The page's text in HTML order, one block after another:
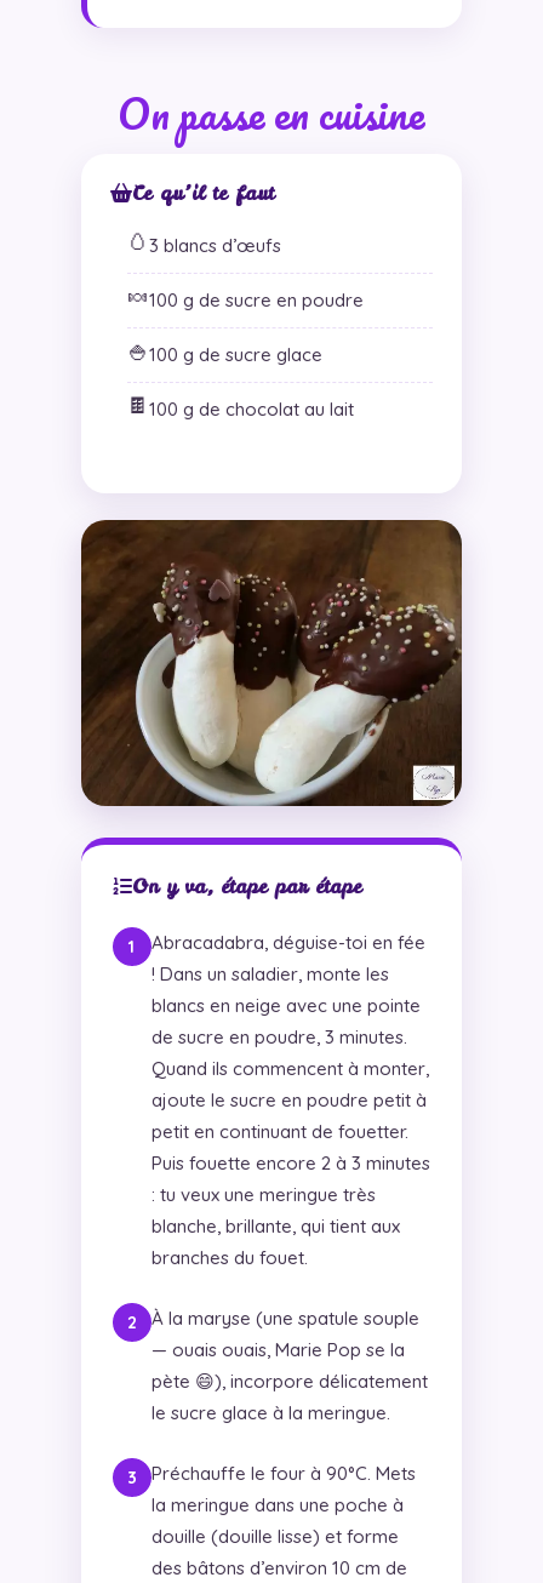
On passe en cuisine
Ce qu’il te faut
🥚 3 blancs d’œufs
🍬100 g de sucre en poudre
🍚100 g de sucre glace
🍫 100 g de chocolat au lait
On y va, étape par étape
Abracadabra, déguise-toi en fée
! Dans un saladier, monte les
blancs en neige avec une pointe
de sucre en poudre, 3 minutes.
Quand ils commencent à monter,
ajoute le sucre en poudre petit à
petit en continuant de fouetter.
Puis fouette encore 2 à 3 minutes
: tu veux une meringue très
blanche, brillante, qui tient aux
branches du fouet.
À la maryse (une spatule souple
— ouais ouais, Marie Pop se la
pète 😄), incorpore délicatement
le sucre glace à la meringue.
Préchauffe le four à 90°C. Mets
la meringue dans une poche à
douille (douille lisse) et forme
des bâtons d’environ 10 cm de